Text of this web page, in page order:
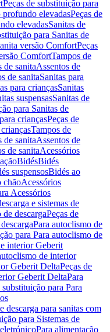
Peças de substituição para
profundo elevadasPeças de
elevadasSanitas de
para Sanitas de
versão ComfortPeças
ComfortTampos de
de sanitaAssentos de
de sanitaSanitas para
para criançasSanitas
suspensasSanitas de
para Sanitas de
criançasPeças de
Tampos de
de sanitaAssentos de
de sanitaAcessórios
BidésBidés
suspensosBidés ao
chãoAcessórios
Acessórios
e sistemas de
descargaPeças de
Para autoclismo de
para Para autoclismo de
interior Geberit
de interior
Geberit DeltaPeças de
Geberit DeltaPara
substituição para Para
descarga para sanitas com
para Sistemas de
Para alimentação